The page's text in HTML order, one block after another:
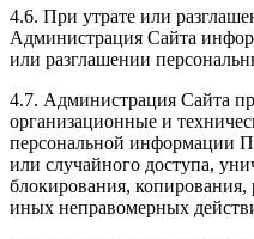
4.6. При утрате или
Администрация Сайта
или разглашении
4.7. Администрация Сайта
организационные и
персональной информации
или случайного доступа,
блокирования, копирования,
иных неправомерных